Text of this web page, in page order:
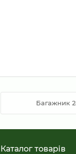
Багажник
Каталог товарів